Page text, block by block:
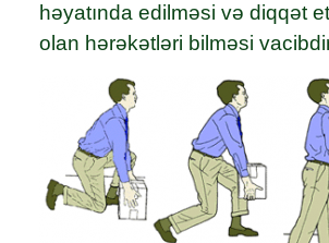
həyatında edilməsi və diqqət
olan hərəkətləri bilməsi